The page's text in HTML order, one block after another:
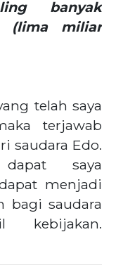
banyak
(lima miliar
telah saya
terjawab
saudara Edo.
saya
menjadi
bagi saudara
kebijakan.